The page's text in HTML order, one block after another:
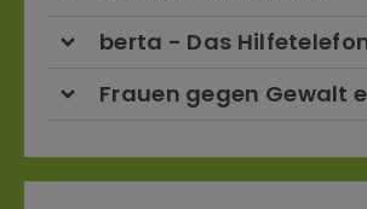
berta - Das
Frauen gegen Gewalt